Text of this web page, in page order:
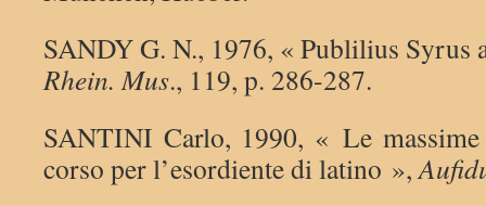
SANDY G. N., 1976, « Publilius Syrus
Rhein.Mus., 119, p. 286-287.
SANTINI Carlo, 1990, « Le
corso per l’esordiente di latino »,